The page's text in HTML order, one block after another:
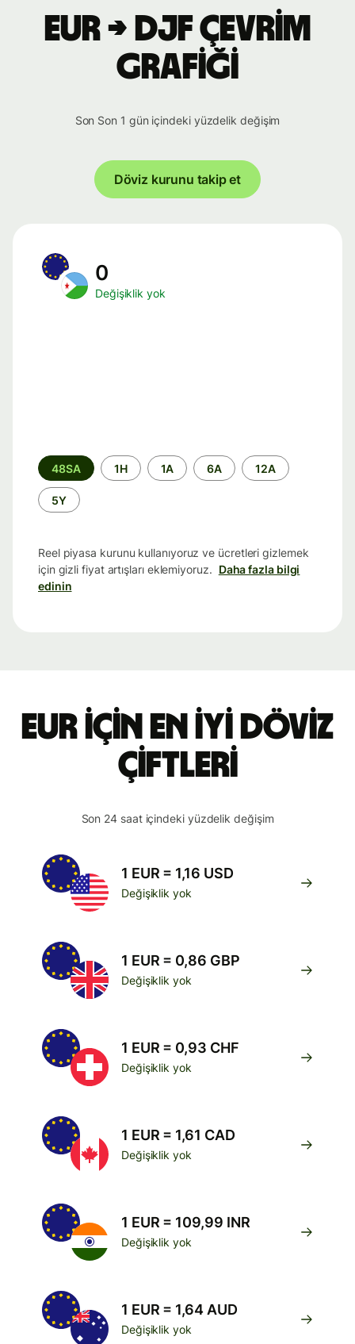
EUR → DJF çevrim
grafiği
Son Son 1 gün içindeki yüzdelik değişim
Döviz kurunu takip et
0
Değişiklik yok
Zaman
aralığı
48SA 1H 1A 6A 12A
5Y
Reel piyasa kurunu kullanıyoruz ve ücretleri gizlemek
için gizli fiyat artışları eklemiyoruz. Daha fazla bilgi
edinin
EUR için en iyi döviz
çiftleri
Son 24 saat içindeki yüzdelik değişim
1 EUR = 1,16 USD
Değişiklik yok
1 EUR = 0,86 GBP
Değişiklik yok
1 EUR = 0,93 CHF
Değişiklik yok
1 EUR = 1,61 CAD
Değişiklik yok
1 EUR = 109,99 INR
Değişiklik yok
1 EUR = 1,64 AUD
Değişiklik yok